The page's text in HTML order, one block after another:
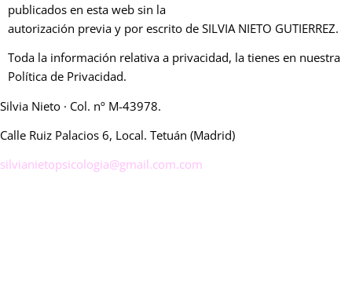
publicados en esta web sin la
autorización previa y por escrito de SILVIA NIETO GUTIERREZ.
Toda la información relativa a privacidad, la tienes en nuestra
Política de Privacidad.
Silvia Nieto · Col. nº M-43978.
Calle Ruiz Palacios 6, Local. Tetuán (Madrid)
silvianietopsicologia@gmail.com.com